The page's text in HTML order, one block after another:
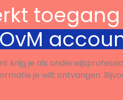
toegang
krijg je als
je wilt ontvangen.